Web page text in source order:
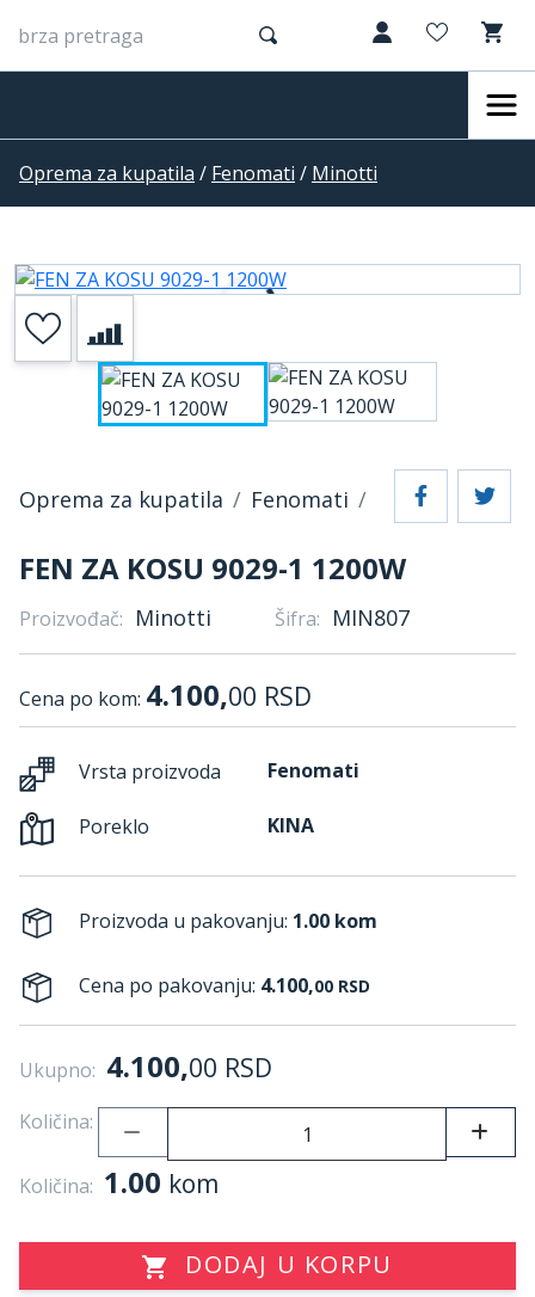
Oprema za kupatila / Fenomati / Minotti
Oprema za kupatila Fenomati
FEN ZA KOSU 9029-1 1200W
Proizvođač: Minotti Šifra: MIN807
Cena po kom: 4.100,00 RSD
Vrsta proizvoda Fenomati
Poreklo KINA
Proizvoda u pakovanju: 1.00 kom
Cena po pakovanju: 4.100,00 RSD
Ukupno: 4.100,00 RSD
Količina:
Količina: 1.00 kom
DODAJ U KORPU